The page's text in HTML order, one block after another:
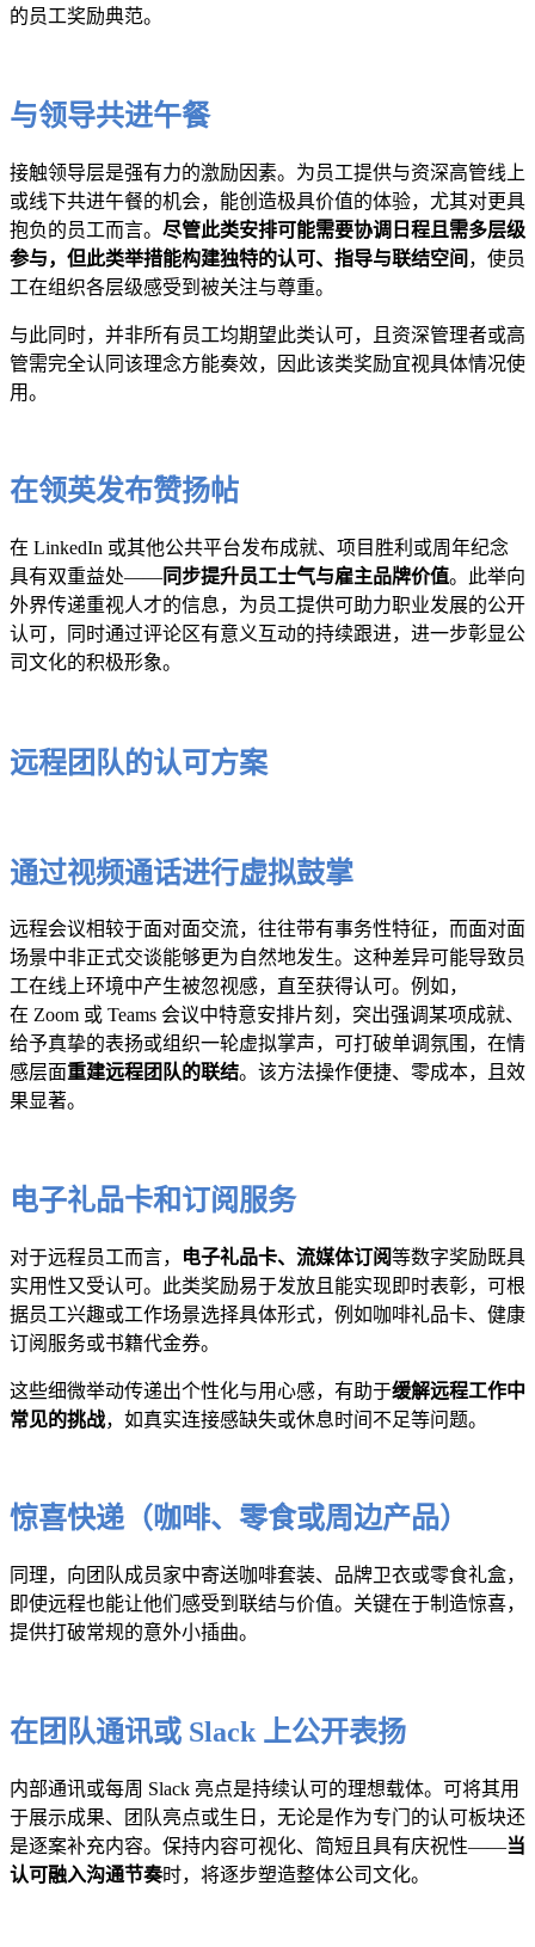
的员工奖励典范。
与领导共进午餐
接触领导层是强有力的激励因素。为员工提供与资深高管线上
或线下共进午餐的机会，能创造极具价值的体验，尤其对更具
抱负的员工而言。 尽管此类安排可能需要协调日程且需多层级
参与，但此类举措能构建独特的认可、指导与联结空间 ，使员
工在组织各层级感受到被关注与尊重。
与此同时，并非所有员工均期望此类认可，且资深管理者或高
管需完全认同该理念方能奏效，因此该类奖励宜视具体情况使
用。
在领英发布赞扬帖
在 LinkedIn 或其他公共平台发布成就、项目胜利或周年纪念
具有双重益处——同步提升员工士气与雇主品牌价值。此举向
外界传递重视人才的信息，为员工提供可助力职业发展的公开
认可，同时通过评论区有意义互动的持续跟进，进一步彰显公
司文化的积极形象。
远程团队的认可方案
通过视频通话进行虚拟鼓掌
远程会议相较于面对面交流，往往带有事务性特征，而面对面
场景中非正式交谈能够更为自然地发生。这种差异可能导致员
工在线上环境中产生被忽视感，直至获得认可。例如，
在 Zoom 或 Teams 会议中特意安排片刻，突出强调某项成就、
给予真挚的表扬或组织一轮虚拟掌声，可打破单调氛围，在情
感层面重建远程团队的联结。该方法操作便捷、零成本，且效
果显著。
电子礼品卡和订阅服务
对于远程员工而言， 电子礼品卡、流媒体订阅等数字奖励既具
实用性又受认可。此类奖励易于发放且能实现即时表彰，可根
据员工兴趣或工作场景选择具体形式，例如咖啡礼品卡、健康
订阅服务或书籍代金券。
这些细微举动传递出个性化与用心感，有助于缓解远程工作中
常见的挑战，如真实连接感缺失或休息时间不足等问题。
惊喜快递（咖啡、零食或周边产品）
同理，向团队成员家中寄送咖啡套装、品牌卫衣或零食礼盒，
即使远程也能让他们感受到联结与价值。关键在于制造惊喜，
提供打破常规的意外小插曲。
在团队通讯或 Slack 上公开表扬
内部通讯或每周 Slack 亮点是持续认可的理想载体。可将其用
于展示成果、团队亮点或生日，无论是作为专门的认可板块还
是逐案补充内容。保持内容可视化、简短且具有庆祝性——当
认可融入沟通节奏时，将逐步塑造整体公司文化。